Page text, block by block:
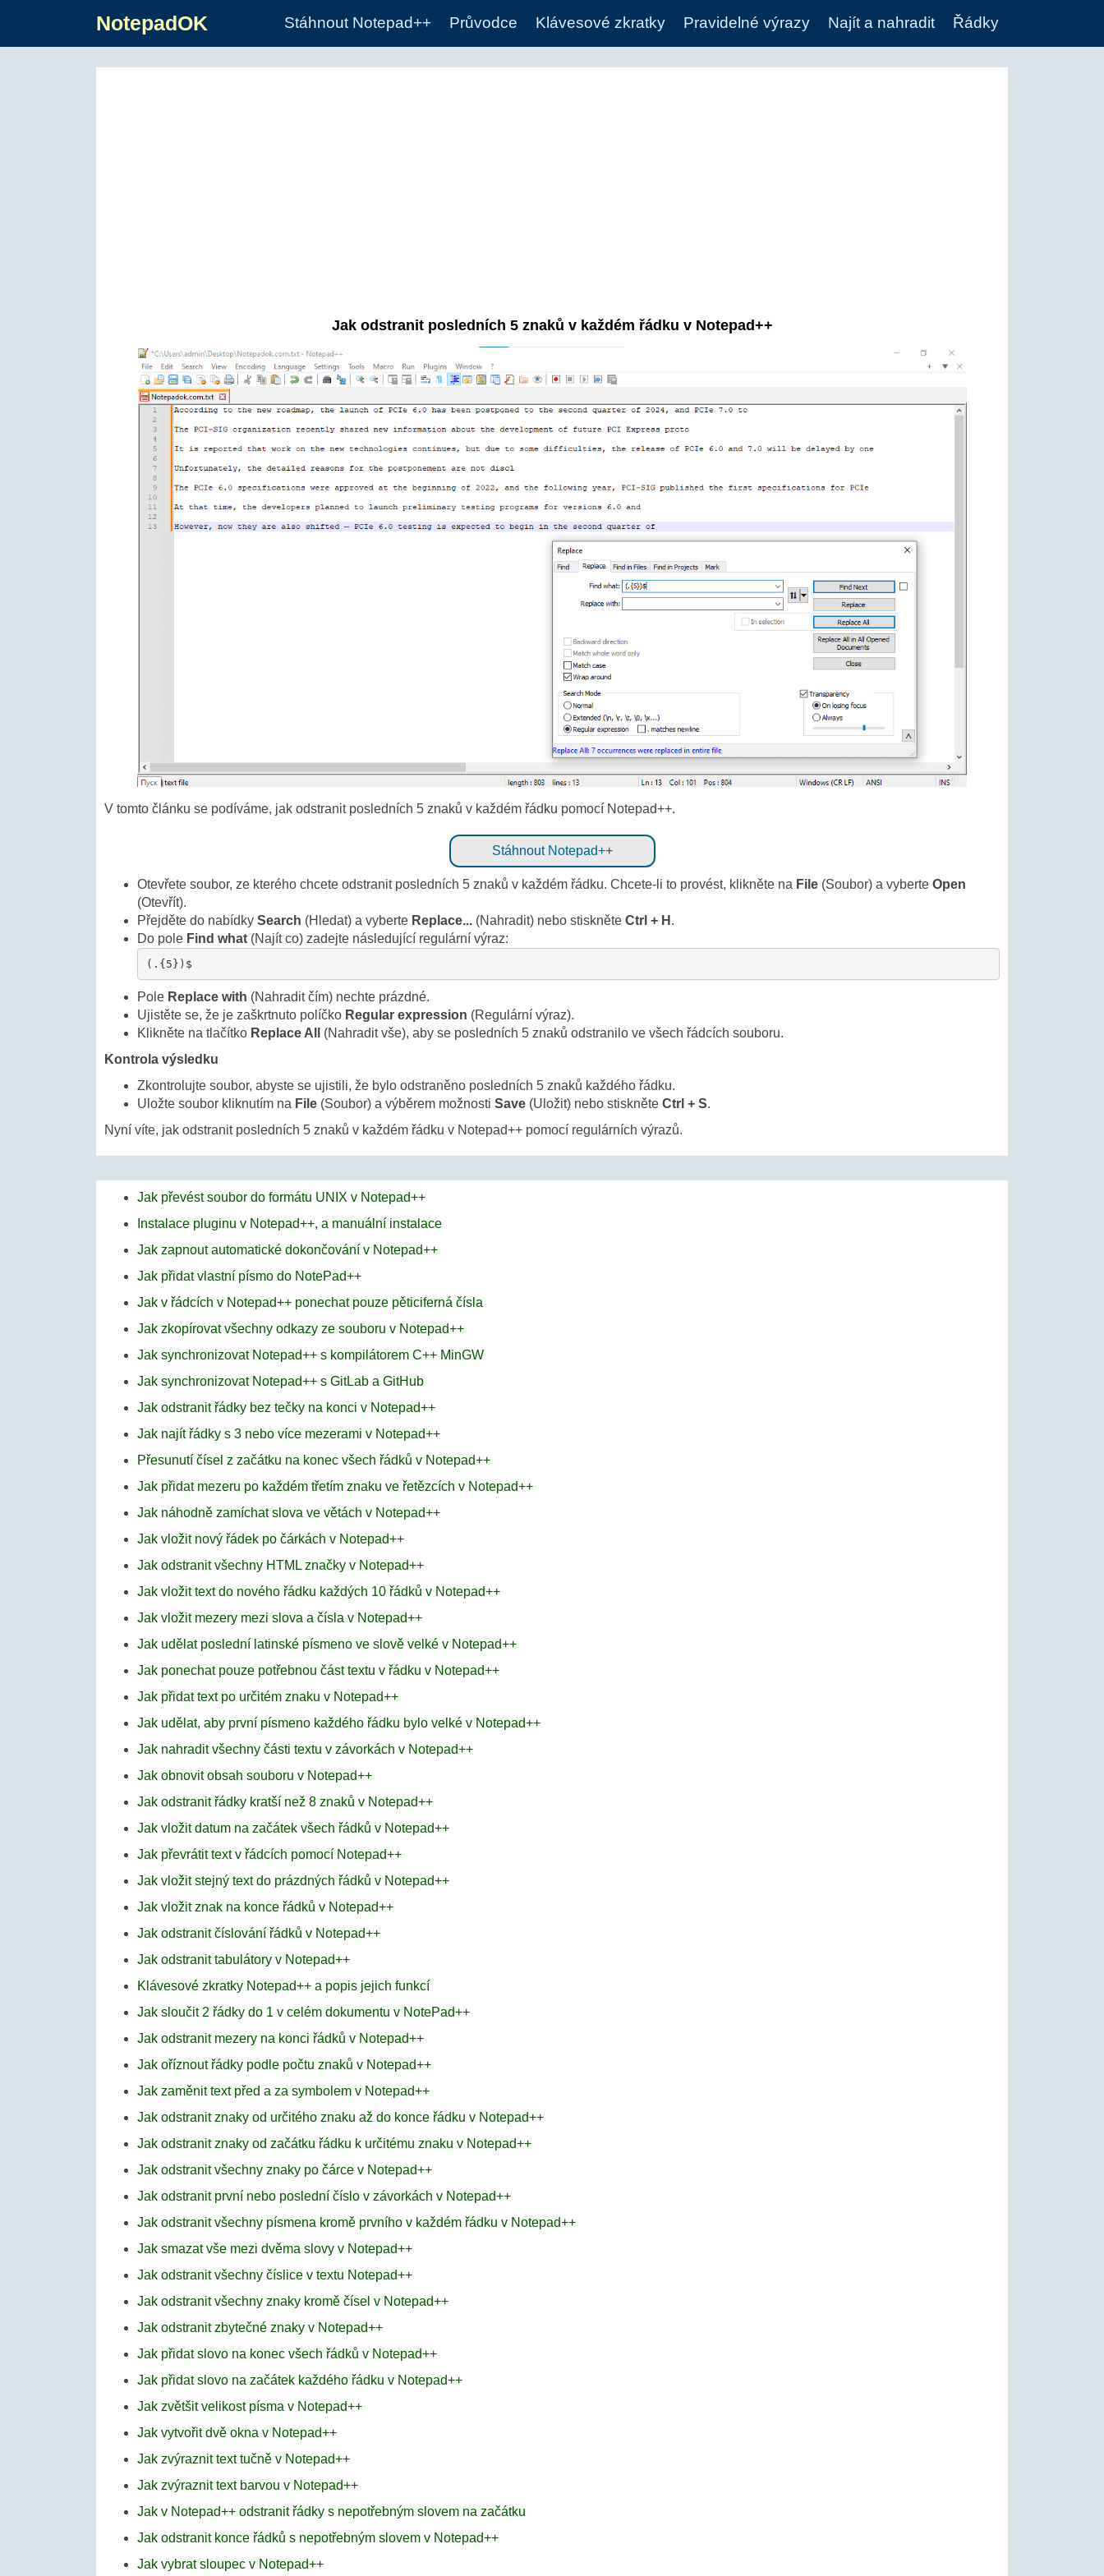
NotepadOK Stáhnout Notepad++ Průvodce Klávesové zkratky Pravidelné výrazy Najít a nahradit Řádky
Jak odstranit posledních 5 znaků v každém řádku v Notepad++
V tomto článku se podíváme, jak odstranit posledních 5 znaků v každém řádku pomocí Notepad++.
Stáhnout Notepad++
Otevřete soubor, ze kterého chcete odstranit posledních 5 znaků v každém řádku. Chcete-li to provést, klikněte na File (Soubor) a vyberte Open
(Otevřít).
Přejděte do nabídky Search (Hledat) a vyberte Replace... (Nahradit) nebo stiskněte Ctrl + H .
Do pole Find what (Najít co) zadejte následující regulární výraz:
(.{5})$
Pole Replace with (Nahradit čím) nechte prázdné.
Ujistěte se, že je zaškrtnuto políčko Regular expression (Regulární výraz).
Klikněte na tlačítko Replace All
(Nahradit vše), aby se posledních 5 znaků odstranilo ve všech řádcích souboru.
Kontrola výsledku
Zkontrolujte soubor, abyste se ujistili, že bylo odstraněno posledních 5 znaků každého řádku.
Uložte soubor kliknutím na File (Soubor) a výběrem možnosti Save (Uložit) nebo stiskněte Ctrl + S.
Nyní víte, jak odstranit posledních 5 znaků v každém řádku v Notepad++ pomocí regulárních výrazů.
Jak převést soubor do formátu UNIX v Notepad++
Instalace pluginu v Notepad++, a manuální instalace
Jak zapnout automatické dokončování v Notepad++
Jak přidat vlastní písmo do NotePad++
Jak v řádcích v Notepad++ ponechat pouze pěticiferná čísla
Jak zkopírovat všechny odkazy ze souboru v Notepad++
Jak synchronizovat Notepad++ s kompilátorem C++ MinGW
Jak synchronizovat Notepad++ s GitLab a GitHub
Jak odstranit řádky bez tečky na konci v Notepad++
Jak najít řádky s 3 nebo více mezerami v Notepad++
Přesunutí čísel z začátku na konec všech řádků v Notepad++
Jak přidat mezeru po každém třetím znaku ve řetězcích v Notepad++
Jak náhodně zamíchat slova ve větách v Notepad++
Jak vložit nový řádek po čárkách v Notepad++
Jak odstranit všechny HTML značky v Notepad++
Jak vložit text do nového řádku každých 10 řádků v Notepad++
Jak vložit mezery mezi slova a čísla v Notepad++
Jak udělat poslední latinské písmeno ve slově velké v Notepad++
Jak ponechat pouze potřebnou část textu v řádku v Notepad++
Jak přidat text po určitém znaku v Notepad++
Jak udělat, aby první písmeno každého řádku bylo velké v Notepad++
Jak nahradit všechny části textu v závorkách v Notepad++
Jak obnovit obsah souboru v Notepad++
Jak odstranit řádky kratší než 8 znaků v Notepad++
Jak vložit datum na začátek všech řádků v Notepad++
Jak převrátit text v řádcích pomocí Notepad++
Jak vložit stejný text do prázdných řádků v Notepad++
Jak vložit znak na konce řádků v Notepad++
Jak odstranit číslování řádků v Notepad++
Jak odstranit tabulátory v Notepad++
Klávesové zkratky Notepad++ a popis jejich funkcí
Jak sloučit 2 řádky do 1 v celém dokumentu v NotePad++
Jak odstranit mezery na konci řádků v Notepad++
Jak oříznout řádky podle počtu znaků v Notepad++
Jak zaměnit text před a za symbolem v Notepad++
Jak odstranit znaky od určitého znaku až do konce řádku v Notepad++
Jak odstranit znaky od začátku řádku k určitému znaku v Notepad++
Jak odstranit všechny znaky po čárce v Notepad++
Jak odstranit první nebo poslední číslo v závorkách v Notepad++
Jak odstranit všechny písmena kromě prvního v každém řádku v Notepad++
Jak smazat vše mezi dvěma slovy v Notepad++
Jak odstranit všechny číslice v textu Notepad++
Jak odstranit všechny znaky kromě čísel v Notepad++
Jak odstranit zbytečné znaky v Notepad++
Jak přidat slovo na konec všech řádků v Notepad++
Jak přidat slovo na začátek každého řádku v Notepad++
Jak zvětšit velikost písma v Notepad++
Jak vytvořit dvě okna v Notepad++
Jak zvýraznit text tučně v Notepad++
Jak zvýraznit text barvou v Notepad++
Jak v Notepad++ odstranit řádky s nepotřebným slovem na začátku
Jak odstranit konce řádků s nepotřebným slovem v Notepad++
Jak vybrat sloupec v Notepad++